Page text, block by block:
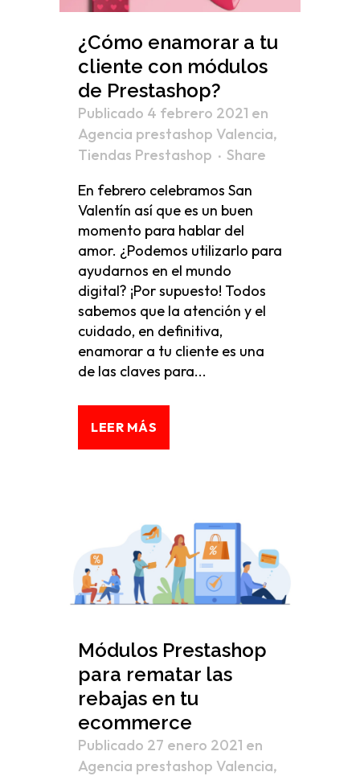
¿Cómo enamorar a tu
cliente con módulos
de Prestashop?
Publicado 4 febrero 2021 en
Agencia prestashop Valencia,
Tiendas Prestashop
Share
En febrero celebramos San
Valentín así que es un buen
momento para hablar del
amor. ¿Podemos utilizarlo para
ayudarnos en el mundo
digital? ¡Por supuesto! Todos
sabemos que la atención y el
cuidado, en definitiva,
enamorar a tu cliente es una
de las claves para...
LEER MÁS
Módulos Prestashop
para rematar las
rebajas en tu
ecommerce
Publicado 27 enero 2021 en
Agencia prestashop Valencia,